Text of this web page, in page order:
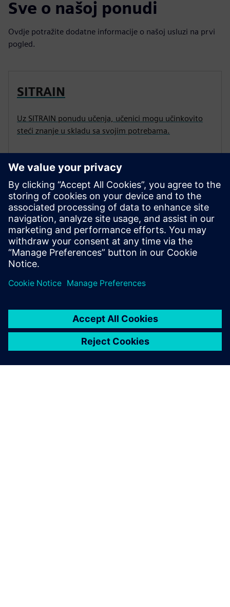
Sve o našoj ponudi
Ovdje potražite dodatne informacije o našoj usluzi na prvi
pogled.
SITRAIN
Uz SITRAIN ponudu učenja, učenici mogu učinkovito
steći znanje u skladu sa svojim potrebama.
Članstvo za učenje | SITRAIN
access
Dobrodošli u učenje u digitalnom dobu!